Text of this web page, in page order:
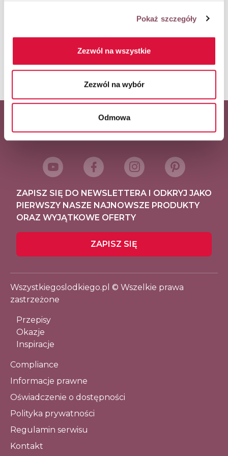
Pokaż szczegóły
Zezwól na wszystkie
Zezwól na wybór
Odmowa
ZAPISZ SIĘ DO NEWSLETTERA I ODKRYJ JAKO
PIERWSZY NASZE NAJNOWSZE PRODUKTY
ORAZ WYJĄTKOWE OFERTY
ZAPISZ SIĘ
Wszystkiegoslodkiego.pl © Wszelkie prawa
zastrzeżone
Przepisy
Okazje
Inspiracje
Compliance
Informacje prawne
Oświadczenie o dostępności
Polityka prywatności
Regulamin serwisu
Kontakt